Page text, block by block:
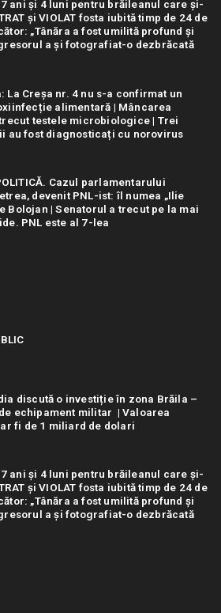
7 ani și 4 luni pentru brăileanul care și-
și VIOLAT fosta iubită timp de 24 de
„Tânăra a fost umilită profund și
a și fotografiat-o dezbrăcată
La Creșa nr. 4 nu s-a confirmat un
alimentară | Mâncarea
testele microbiologice | Trei
au fost diagnosticați cu norovirus
Cazul parlamentarului
devenit PNL-ist: îl numea „Ilie
Bolojan | Senatorul a trecut pe la mai
PNL este al 7-lea
discută o investiție în zona Brăila –
echipament militar | Valoarea
fi de 1 miliard de dolari
7 ani și 4 luni pentru brăileanul care și-
și VIOLAT fosta iubită timp de 24 de
„Tânăra a fost umilită profund și
a și fotografiat-o dezbrăcată